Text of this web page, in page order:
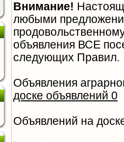
Внимание!
любыми
объявления ВСЕ
следующих Правил.
Объявления
доске объявлений 0
Объявлений на